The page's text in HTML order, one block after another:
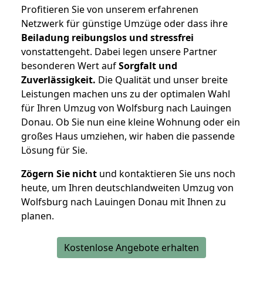
Profitieren Sie von unserem erfahrenen
Netzwerk für günstige Umzüge oder dass ihre
Beiladung reibungslos und stressfrei
vonstattengeht. Dabei legen unsere Partner
besonderen Wert aufSorgfalt und
Zuverlässigkeit. Die Qualität und unser breite
Leistungen machen uns zu der optimalen Wahl
für Ihren Umzug von Wolfsburg nach Lauingen
Donau. Ob Sie nun eine kleine Wohnung oder ein
großes Haus umziehen, wir haben die passende
Lösung für Sie.
Zögern Sie nicht und kontaktieren Sie uns noch
heute, um Ihren deutschlandweiten Umzug von
Wolfsburg nach Lauingen Donau mit Ihnen zu
planen.
Kostenlose Angebote erhalten